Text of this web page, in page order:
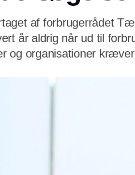
af forbrugerrådet
år aldrig når ud til
og organisationer